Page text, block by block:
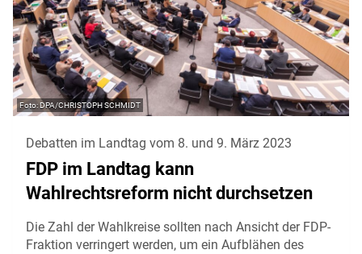
DPA/CHRISTOPH SCHMIDT
Debatten im Landtag vom 8. und 9. März 2023
FDP im Landtag kann
Wahlrechtsreform nicht durchsetzen
Die Zahl der Wahlkreise sollten nach Ansicht der FDP-
Fraktion verringert werden, um ein Aufblähen des